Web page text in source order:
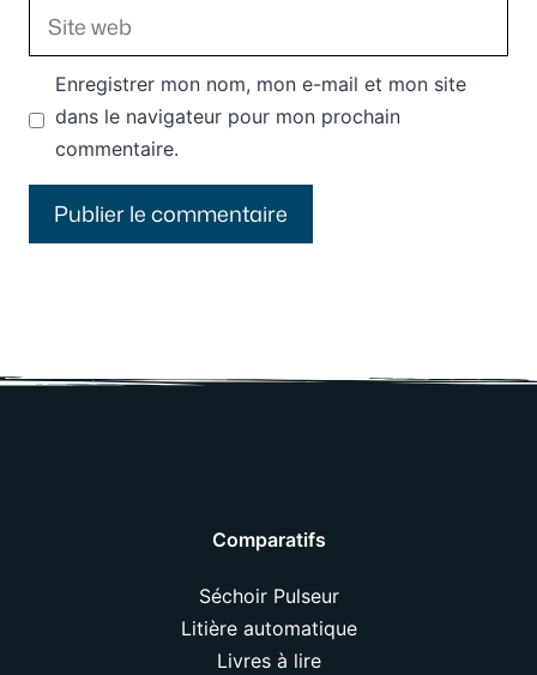
Site
web
Enregistrer mon nom, mon e-mail et mon site
dans le navigateur pour mon prochain
commentaire.
Comparatifs
Séchoir Pulseur
Litière automatique
Livres à lire